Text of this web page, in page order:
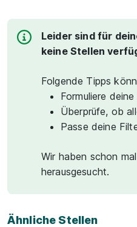
Leider sind für
keine Stellen
Folgende Tipps
Formuliere
Überprüfe, ob
Passe deine
Wir haben schon
herausgesucht.
Ähnliche Stellen